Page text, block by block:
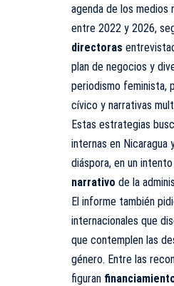
agenda de los medios
entre 2022 y 2026,
directoras
plan de negocios y
periodismo feminista,
cívico y narrativas
Estas estrategias
internas en Nicaragua
diáspora, en un
narrativo de la
El informe también
internacionales que
que contemplen las
género. Entre las
figuran